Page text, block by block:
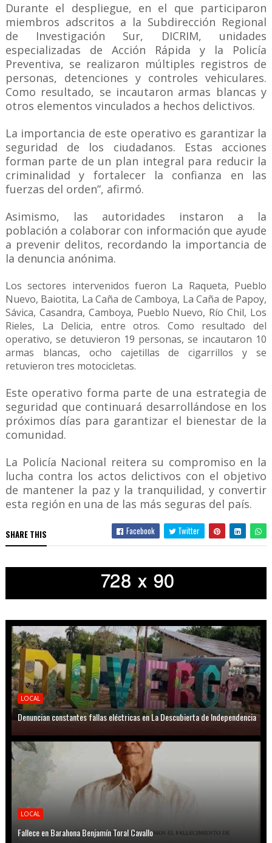
Durante el despliegue, en el que participaron
miembros adscritos a la Subdirección Regional
de Investigación Sur, DICRIM, unidades
especializadas de Acción Rápida y la Policía
Preventiva, se realizaron múltiples registros de
personas, detenciones y controles vehiculares.
Como resultado, se incautaron armas blancas y
otros elementos vinculados a hechos delictivos.
La importancia de este operativo es garantizar la
seguridad de los ciudadanos. Estas acciones
forman parte de un plan integral para reducir la
criminalidad y fortalecer la confianza en las
fuerzas del orden”, afirmó.
Asimismo, las autoridades instaron a la
población a colaborar con información que ayude
a prevenir delitos, recordando la importancia de
la denuncia anónima.
Los sectores intervenidos fueron La Raqueta, Pueblo
Nuevo, Baiotita, La Caña de Camboya, La Caña de Papoy,
Sávica, Casandra, Camboya, Pueblo Nuevo, Río Chil, Los
Rieles, La Delicia, entre otros. Como resultado del
operativo, se detuvieron 19 personas, se incautaron 10
armas blancas, ocho cajetillas de cigarrillos y se
retuvieron tres motocicletas.
Este operativo forma parte de una estrategia de
seguridad que continuará desarrollándose en los
próximos días para garantizar el bienestar de la
comunidad.
La Policía Nacional reitera su compromiso en la
lucha contra los actos delictivos con el objetivo
de mantener la paz y la tranquilidad, y convertir
esta región en una de las más seguras del país.
SHARE THIS Facebook Twitter
LOCAL
Denuncian constantes fallas eléctricas en La Descubierta de Independencia
LOCAL
Fallece en Barahona Benjamín Toral Cavallo